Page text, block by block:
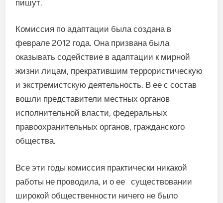
пишут.
Комиссия по адаптации была создана в
феврале 2012 года. Она призвана была
оказывать содействие в адаптации к мирной
жизни лицам, прекратившим террористическую
и экстремистскую деятельность. В ее с состав
вошли представители местных органов
исполнительной власти, федеральных
правоохранительных органов, гражданского
общества.
Все эти годы комиссия практически никакой
работы не проводила, и о ее существовании
широкой общественности ничего не было